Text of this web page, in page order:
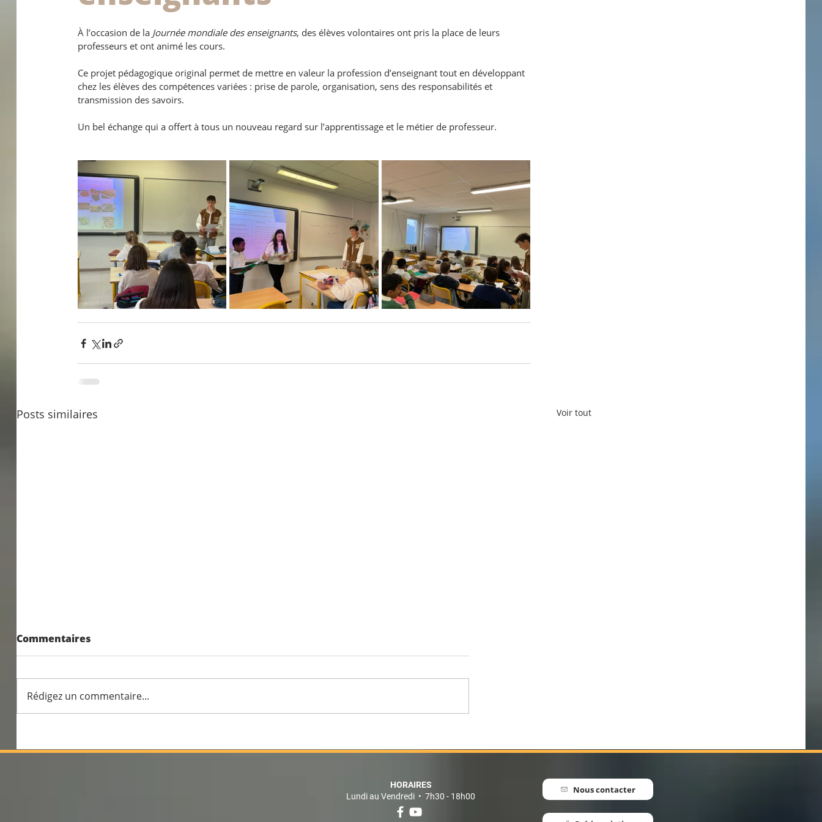
À l’occasion de la Journée mondiale des enseignants, des élèves volontaires ont pris la place de leurs
professeurs et ont animé les cours.
Ce projet pédagogique original permet de mettre en valeur la profession d’enseignant tout en développant
chez les élèves des compétences variées : prise de parole, organisation, sens des responsabilités et
transmission des savoirs.
Un bel échange qui a offert à tous un nouveau regard sur l’apprentissage et le métier de professeur.
Posts similaires Voir tout
Résultats exceptionnels
professionel
english association for SI
Commentaires
Rédigez un commentaire...
HORAIRES
Lundi au Vendredi • 7h30 - 18h00
Nous contacter